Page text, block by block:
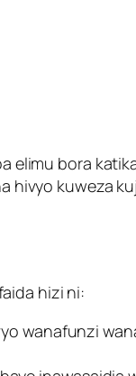
elimu bora
hivyo kuweza
hizi ni:
wanafunzi